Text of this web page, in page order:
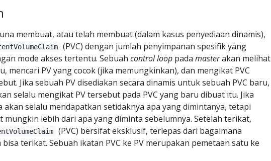
membuat, atau telah membuat (dalam kasus penyediaan dinamis),
(PVC) dengan jumlah penyimpanan spesifik yang
mode akses tertentu. Sebuah control loop pada masterakan melihat
mencari PV yang cocok (jika memungkinkan), dan mengikat PVC
Jika sebuah PV disediakan secara dinamis untuk sebuah PVC baru,
selalu mengikat PV tersebut pada PVC yang baru dibuat itu. Jika
akan selalu mendapatkan setidaknya apa yang dimintanya, tetapi
mungkin lebih dari apa yang diminta sebelumnya. Setelah terikat,
(PVC) bersifat eksklusif, terlepas dari bagaimana
terikat. Sebuah ikatan PVC ke PV merupakan pemetaan satu ke